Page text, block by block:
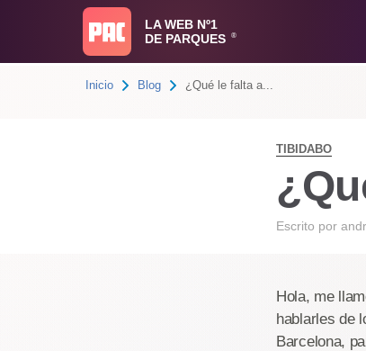
LA WEB Nº1
DE PARQUES
®
Inicio Blog ¿Qué le falta a...
TIBIDABO
Escrito por
Hola, me
hablarles de
Barcelona,